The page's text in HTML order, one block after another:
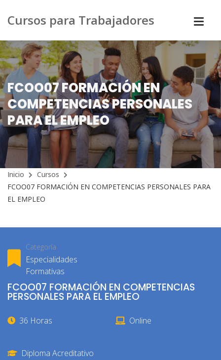
Cursos para Trabajadores
FCOO07 FORMACIÓN EN
COMPETENCIAS PERSONALES
PARA EL EMPLEO
Inicio
Cursos
FCOO07 FORMACIÓN EN COMPETENCIAS PERSONALES PARA
EL EMPLEO
Categoría
Especialidades
Formativas
FCOO07 FORMACIÓN EN COMPETENCIAS
PERSONALES PARA EL EMPLEO
36 Horas Online
Diploma Acreditativo